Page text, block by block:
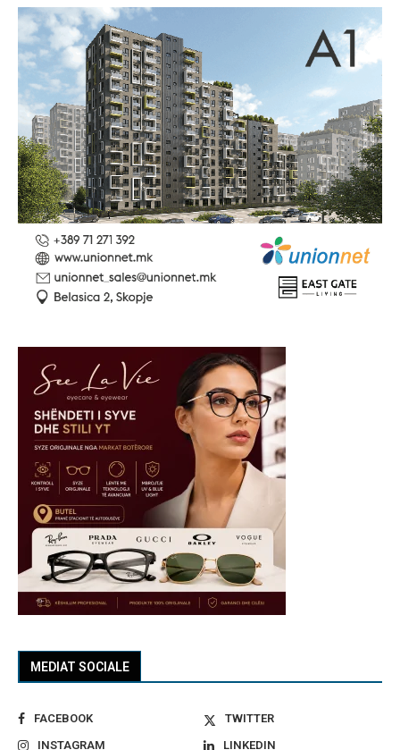
MEDIAT SOCIALE
FACEBOOK
TWITTER
INSTAGRAM
LINKEDIN